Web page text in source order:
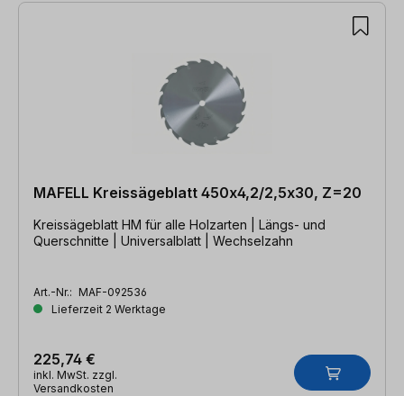
MAFELL Kreissägeblatt 450x4,2/2,5x30, Z=20
Kreissägeblatt HM für alle Holzarten | Längs- und
Querschnitte | Universalblatt | Wechselzahn
Art.-Nr.: MAF-092536
Lieferzeit 2 Werktage
225,74 €
inkl. MwSt. zzgl.
Versandkosten